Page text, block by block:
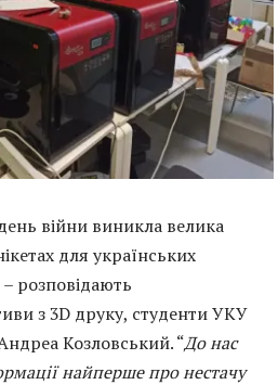
війни виникла велика
для українських
розповідають
з 3D друку, студенти УКУ
Козловський. “До нас
найперше про нестачу